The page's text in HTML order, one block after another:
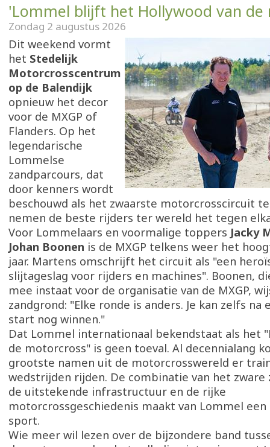
'Lommel blijft het Hollywood van de
Zondag 2 augustus 2026
Dit weekend vormt
het Stedelijk
Motorcrosscentrum
op de Balendijk
opnieuw het decor
voor de MXGP of
Flanders. Op het
legendarische
Lommelse
zandparcours, dat
door kenners wordt
beschouwd als het zwaarste motorcrosscircuit
nemen de beste rijders ter wereld het tegen
Voor Lommelaars en voormalige toppers Jacky
Johan Boonen is de MXGP telkens weer het
jaar. Martens omschrijft het circuit als "een
slijtageslag voor rijders en machines". Boonen,
mee instaat voor de organisatie van de MXGP,
zandgrond: "Elke ronde is anders. Je kan zelfs na
start nog winnen."
Dat Lommel internationaal bekendstaat als het
de motorcross" is geen toeval. Al decennialang
grootste namen uit de motorcrosswereld er
wedstrijden rijden. De combinatie van het zware
de uitstekende infrastructuur en de rijke
motorcrossgeschiedenis maakt van Lommel
sport.
Wie meer wil lezen over de bijzondere band